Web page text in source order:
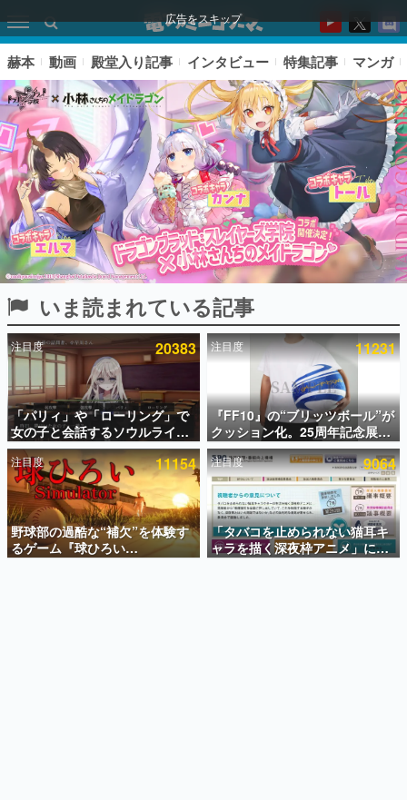
広告をスキップ
ピックアップ
電ファミのいま読まれている記事ランキング
アプリセール情報
インタビュー
連載・特集一覧
殿堂入り記事
SNS拡散数が数千以上！ ページビュー数万以上！ などな
ど。多くの人々に読まれた、電ファミ渾身の“殿堂入り”記
事をまとめました。
赫本 動画 殿堂入り記事 インタビュー 特集記事 マンガ
いま読まれている記事
注目度 20383
「パリィ」や「ローリング」で
女の子と会話するソウルライク
恋愛ゲーム『小早川さんはソウ
ルライク』無料公開。返事に失
敗すると「YOU DIED」
注目度 11231
『FF10』の“ブリッツボール”が
クッション化。25周年記念展
「FINAL FANTASY X
MUSEUM-幻光の記憶-」のグッ
ズ情報が一部公開
注目度 11154
野球部の過酷な“補欠”を体験す
るゲーム『球ひろい
Simulator』が「1件」のウィッ
注目度 9064
「タバコを止められない猫耳キ
ャラを描く深夜枠アニメ」に視
聴者の一部から批判意見。違法